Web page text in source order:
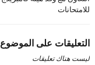
للامتحانات
التعليقات على الموضوع
ليست هناك تعليقات